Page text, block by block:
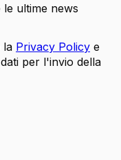
ultime news
la Privacy Policy e
per l'invio della